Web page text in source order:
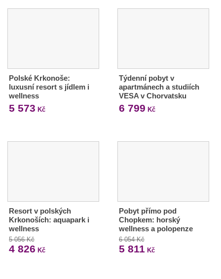
Polské Krkonoše:
luxusní resort s jídlem i
wellness
5 573 Kč
Týdenní pobyt v
apartmánech a studiích
VESA v Chorvatsku
6 799 Kč
Resort v polských
Krkonoších: aquapark i
wellness
5 056 Kč
4 826 Kč
Pobyt přímo pod
Chopkem: horský
wellness a polopenze
6 054 Kč
5 811 Kč